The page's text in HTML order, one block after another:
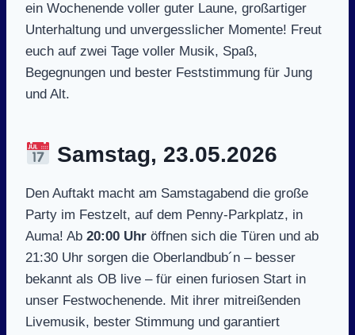
ein Wochenende voller guter Laune, großartiger
Unterhaltung und unvergesslicher Momente! Freut
euch auf zwei Tage voller Musik, Spaß,
Begegnungen und bester Feststimmung für Jung
und Alt.
Samstag, 23.05.2026
Den Auftakt macht am Samstagabend die große
Party im Festzelt, auf dem Penny-Parkplatz, in
Auma! Ab 20:00 Uhr öffnen sich die Türen und ab
21:30 Uhr sorgen die Oberlandbub´n – besser
bekannt als OB live – für einen furiosen Start in
unser Festwochenende. Mit ihrer mitreißenden
Livemusik, bester Stimmung und garantiert